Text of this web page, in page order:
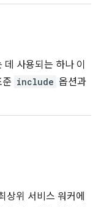
사용되는 하나 이
준 include 옵션과
위 서비스 워커에